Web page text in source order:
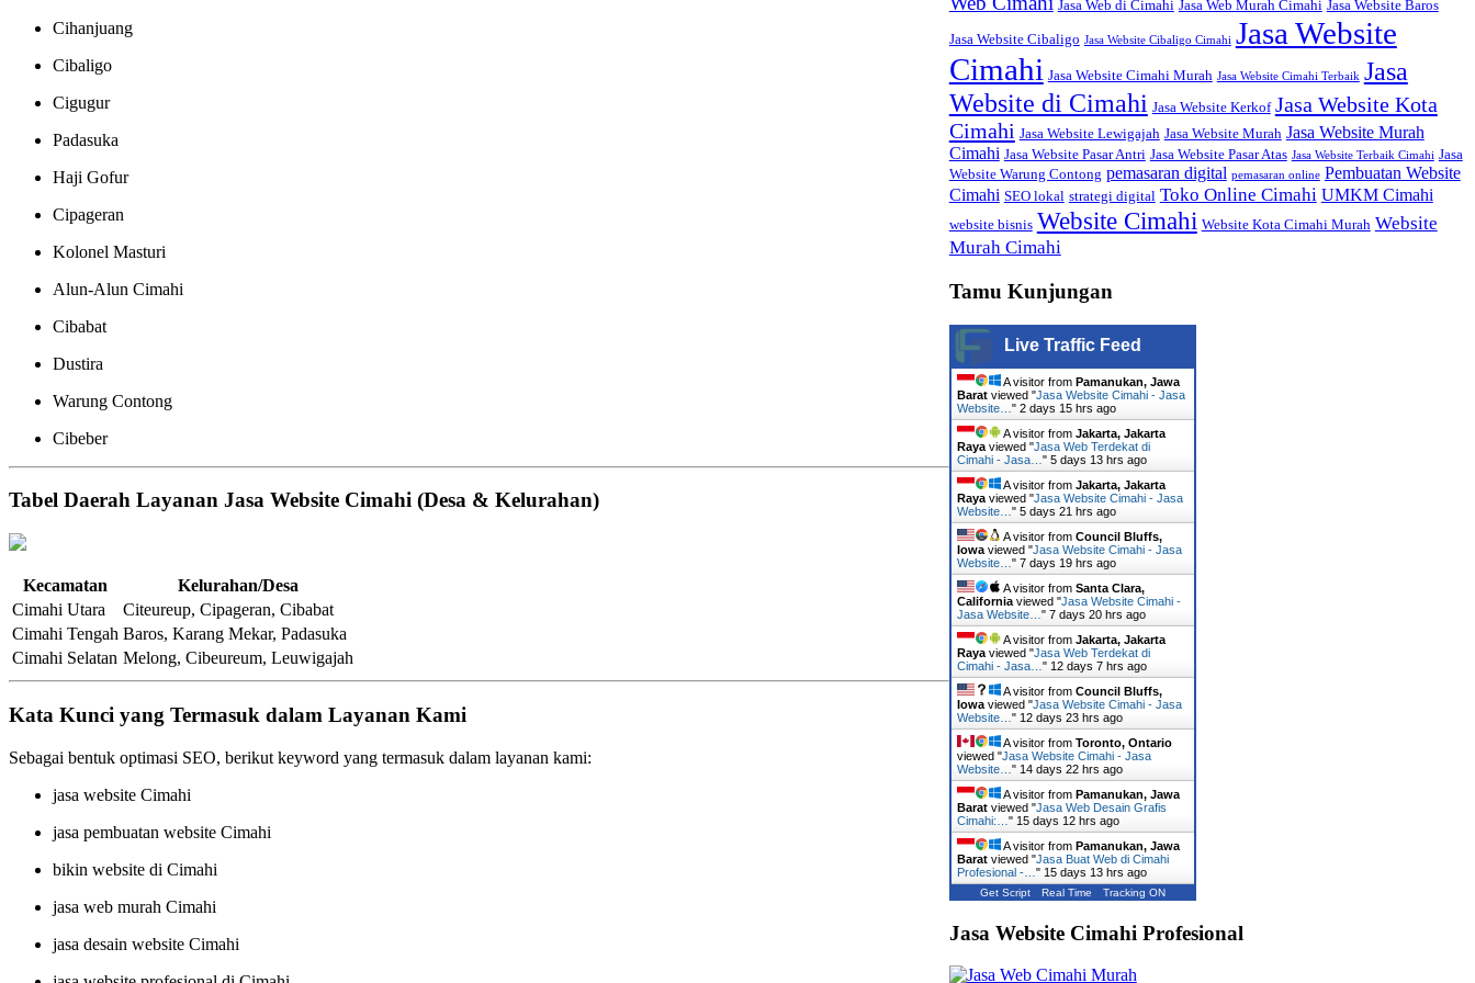
Cihanjuang
Cibaligo
Cigugur
Padasuka
Haji Gofur
Cipageran
Kolonel Masturi
Alun-Alun Cimahi
Cibabat
Dustira
Warung Contong
Cibeber
Tabel Daerah Layanan Jasa Website Cimahi (Desa & Kelurahan)
Kecamatan
Kelurahan/Desa
Cimahi Utara
Citeureup, Cipageran, Cibabat
Cimahi Tengah Baros, Karang Mekar, Padasuka
Cimahi Selatan Melong, Cibeureum, Leuwigajah
Kata Kunci yang Termasuk dalam Layanan Kami
Sebagai bentuk optimasi SEO, berikut keyword yang termasuk dalam layanan kami:
jasa website Cimahi
jasa pembuatan website Cimahi
bikin website di Cimahi
jasa web murah Cimahi
jasa desain website Cimahi
Jasa Web di Cimahi Jasa Web Murah Cimahi Jasa Website Baros
Jasa Website Cibaligo Jasa Website Cibaligo Cimahi Jasa Website
Cimahi Jasa Website Cimahi Murah Jasa Website Cimahi Terbaik Jasa
Website di Cimahi Jasa Website Kerkof Jasa Website Kota
Cimahi Jasa Website Lewigajah Jasa Website Murah Jasa Website Murah
Cimahi Jasa Website Pasar Antri Jasa Website Pasar Atas Jasa Website Terbaik Cimahi Jasa
Website Warung Contong pemasaran digital pemasaran online Pembuatan Website
Cimahi SEO lokal strategi digital Toko Online Cimahi UMKM Cimahi
website bisnis Website Cimahi Website Kota Cimahi Murah Website
Murah Cimahi
Tamu Kunjungan
Live Traffic Feed
A visitor from Pamanukan, Jawa
Baratviewed "Jasa Website Cimahi - Jasa
Website… " 2 days 15 hrs ago
A visitor from Jakarta, Jakarta
Rayaviewed "Jasa Web Terdekat di
Cimahi - Jasa… " 5 days 13 hrs ago
A visitor from Jakarta, Jakarta
Rayaviewed "Jasa Website Cimahi - Jasa
Website… " 5 days 21 hrs ago
A visitor from Council Bluffs,
Iowaviewed "Jasa Website Cimahi - Jasa
Website… " 7 days 19 hrs ago
A visitor from Santa Clara,
Californiaviewed "Jasa Website Cimahi -
Jasa Website… " 7 days 20 hrs ago
A visitor from Jakarta, Jakarta
Rayaviewed "Jasa Web Terdekat di
Cimahi - Jasa… " 12 days 7 hrs ago
A visitor from Council Bluffs,
Iowaviewed "Jasa Website Cimahi - Jasa
Website… " 12 days 23 hrs ago
A visitor from Toronto, Ontario
viewed "Jasa Website Cimahi - Jasa
Website… " 14 days 22 hrs ago
A visitor from Pamanukan, Jawa
Baratviewed "Jasa Web Desain Grafis
Cimahi:… " 15 days 12 hrs ago
A visitor from Pamanukan, Jawa
Baratviewed "Jasa Buat Web di Cimahi
Profesional -… " 15 days 13 hrs ago
Get Script Real Time Tracking ON
Jasa Website Cimahi Profesional